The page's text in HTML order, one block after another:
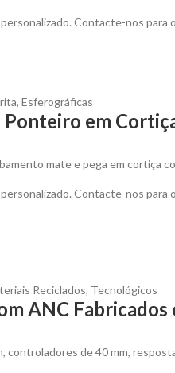
Contacte-nos
, Esferográficas
em
mate e pega em cortiça
Contacte-nos
Reciclados, Tecnológicos
ANC
controladores de 40 mm,